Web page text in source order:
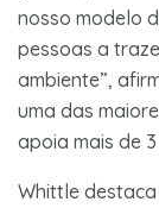
nosso modelo
pessoas a
ambiente”,
uma das
apoia mais de
Whittle